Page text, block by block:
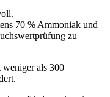
70 % Ammoniak und
zu
weniger als 300